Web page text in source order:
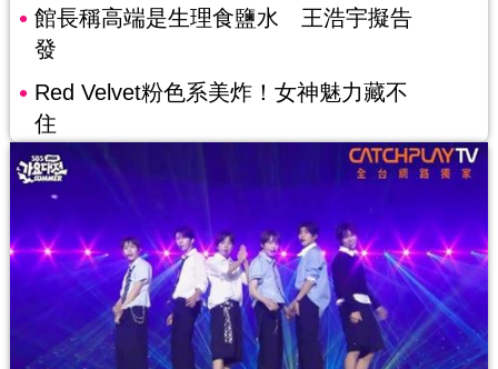
館長稱高端是生理食鹽水 王浩宇擬告
發
Red Velvet粉色系美炸！女神魅力藏不
住